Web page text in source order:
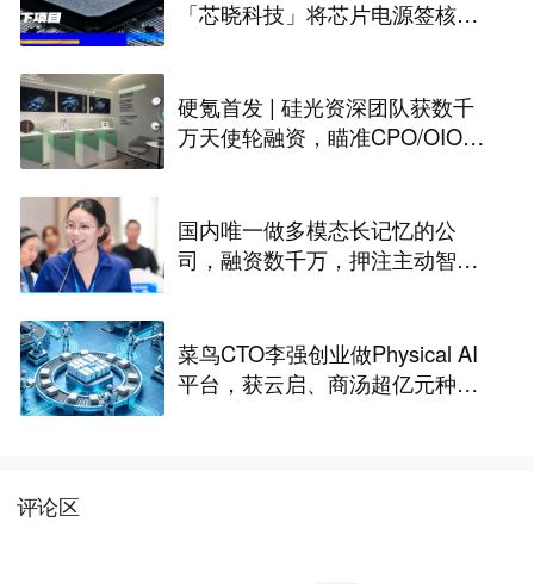
「芯晓科技」将芯片电源签核周
硬氪首发 | 硅光资深团队获数千
万天使轮融资，瞄准CPO/OIO下
国内唯一做多模态长记忆的公
司，融资数千万，押注主动智能
菜鸟CTO李强创业做Physical AI
平台，获云启、商汤超亿元种子
评论区